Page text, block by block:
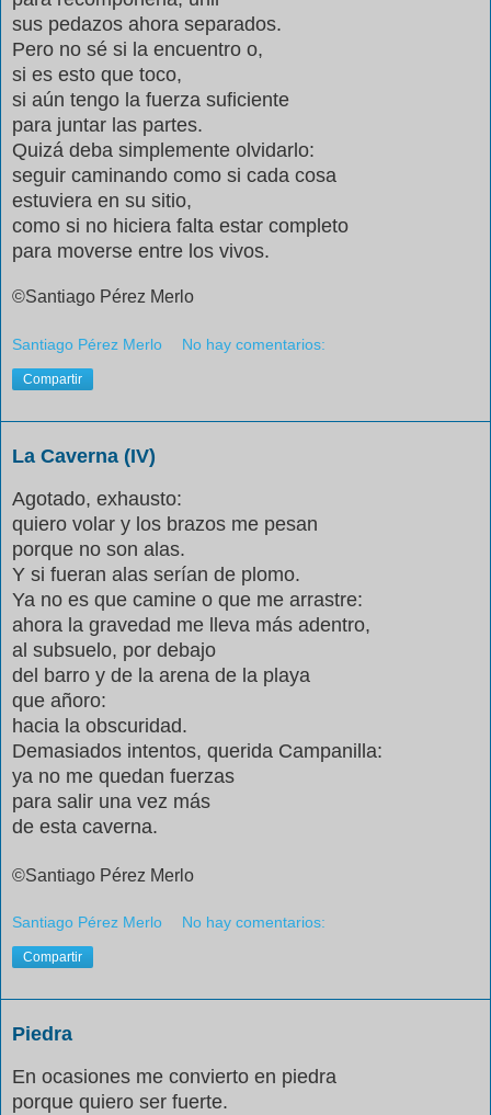
sus pedazos ahora separados.
Pero no sé si la encuentro o,
si es esto que toco,
si aún tengo la fuerza suficiente
para juntar las partes.
Quizá deba simplemente olvidarlo:
seguir caminando como si cada cosa
estuviera en su sitio,
como si no hiciera falta estar completo
para moverse entre los vivos.
©Santiago Pérez Merlo
Santiago Pérez Merlo No hay comentarios:
Compartir
La Caverna (IV)
Agotado, exhausto:
quiero volar y los brazos me pesan
porque no son alas.
Y si fueran alas serían de plomo.
Ya no es que camine o que me arrastre:
ahora la gravedad me lleva más adentro,
al subsuelo, por debajo
del barro y de la arena de la playa
que añoro:
hacia la obscuridad.
Demasiados intentos, querida Campanilla:
ya no me quedan fuerzas
para salir una vez más
de esta caverna.
©Santiago Pérez Merlo
Santiago Pérez Merlo No hay comentarios:
Compartir
Piedra
En ocasiones me convierto en piedra
porque quiero ser fuerte.